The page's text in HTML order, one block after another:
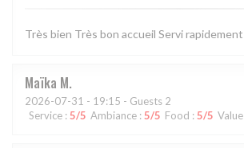
Très bien Très bon accueil Servi rapidement
Maïka M
2026-07-31 - 19:15 - Guests 2
Service : 5/5 Ambiance : 5/5 Food : 5/5 Value